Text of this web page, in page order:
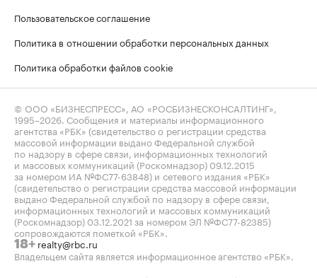
Пользовательское соглашение
Политика в отношении обработки персональных данных
Политика обработки файлов cookie
© ООО «БИЗНЕСПРЕСС», АО «РОСБИЗНЕСКОНСАЛТИНГ»,
1995–2026 . Сообщения и материалы информационного
агентства «РБК» (свидетельство о регистрации средства
массовой информации выдано Федеральной службой
по надзору в сфере связи, информационных технологий
и массовых коммуникаций (Роскомнадзор) 09.12.2015
за номером ИА №ФС77-63848) и сетевого издания «РБК»
(свидетельство о регистрации средства массовой информации
выдано Федеральной службой по надзору в сфере связи,
информационных технологий и массовых коммуникаций
(Роскомнадзор) 03.12.2021 за номером ЭЛ №ФС77-82385)
сопровождаются пометкой «РБК».
18+ realty@rbc.ru
Владельцем сайта является информационное агентство «РБК».